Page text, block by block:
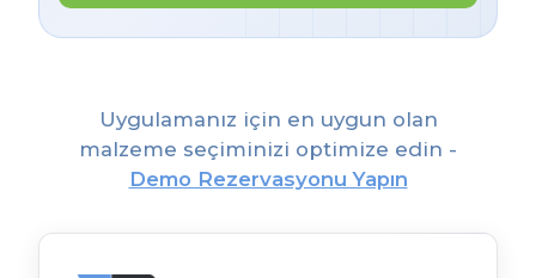
Uygulamanız için en uygun olan
malzeme seçiminizi optimize edin -
Demo Rezervasyonu Yapın